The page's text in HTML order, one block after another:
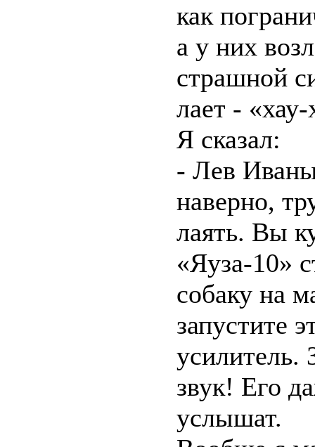
как
а у них
страшной
лает - «хау-
Я сказал:
- Лев
наверно,
лаять. Вы
«Яуза-10»
собаку на
запустите
усилитель.
звук! Его
услышат.